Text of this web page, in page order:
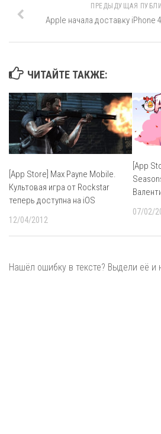
ПРЕДЫДУЩАЯ
Apple начала доставку iPhone
ЧИТАЙТЕ ТАКЖЕ:
[App Store] Max Payne Mobile.
Культовая игра от Rockstar
теперь доступна на iOS
12/04/2012
[App
07/02/
Нашёл ошибку в тексте? Выдели её